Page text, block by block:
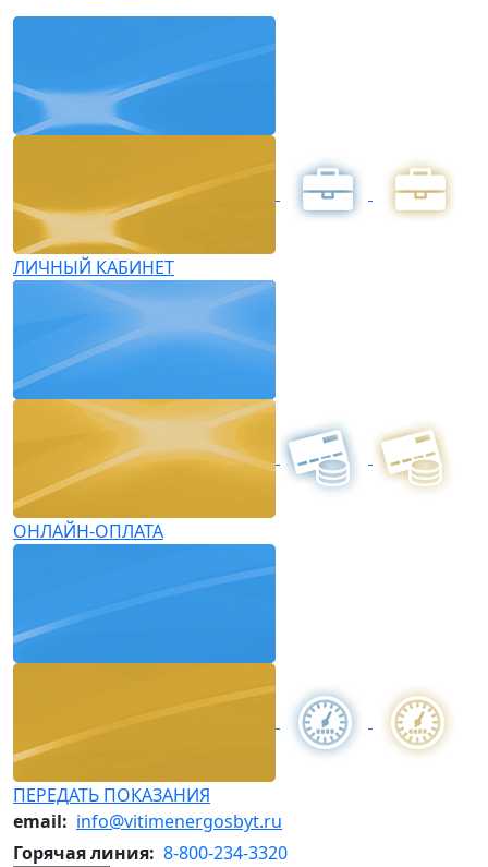
ЛИЧНЫЙ КАБИНЕТ
ОНЛАЙН-ОПЛАТА
ПЕРЕДАТЬ ПОКАЗАНИЯ
email: info@vitimenergosbyt.ru
Горячая линия: 8-800-234-3320